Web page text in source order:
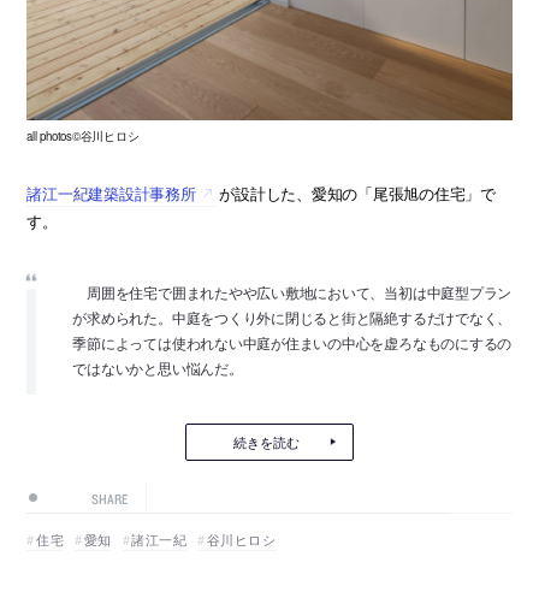
all photos©谷川ヒロシ
諸江一紀建築設計事務所
が設計した、愛知の「尾張旭の住宅」で
す。
周囲を住宅で囲まれたやや広い敷地において、当初は中庭型プラン
が求められた。中庭をつくり外に閉じると街と隔絶するだけでなく、
季節によっては使われない中庭が住まいの中心を虚ろなものにするの
ではないかと思い悩んだ。
続きを読む
SHARE
住宅 愛知 諸江一紀 谷川ヒロシ